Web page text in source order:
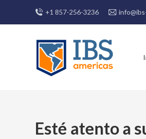
+1 857-256-3236
Esté atento a